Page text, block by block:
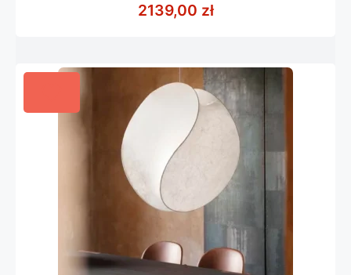
5
2139,00 zł